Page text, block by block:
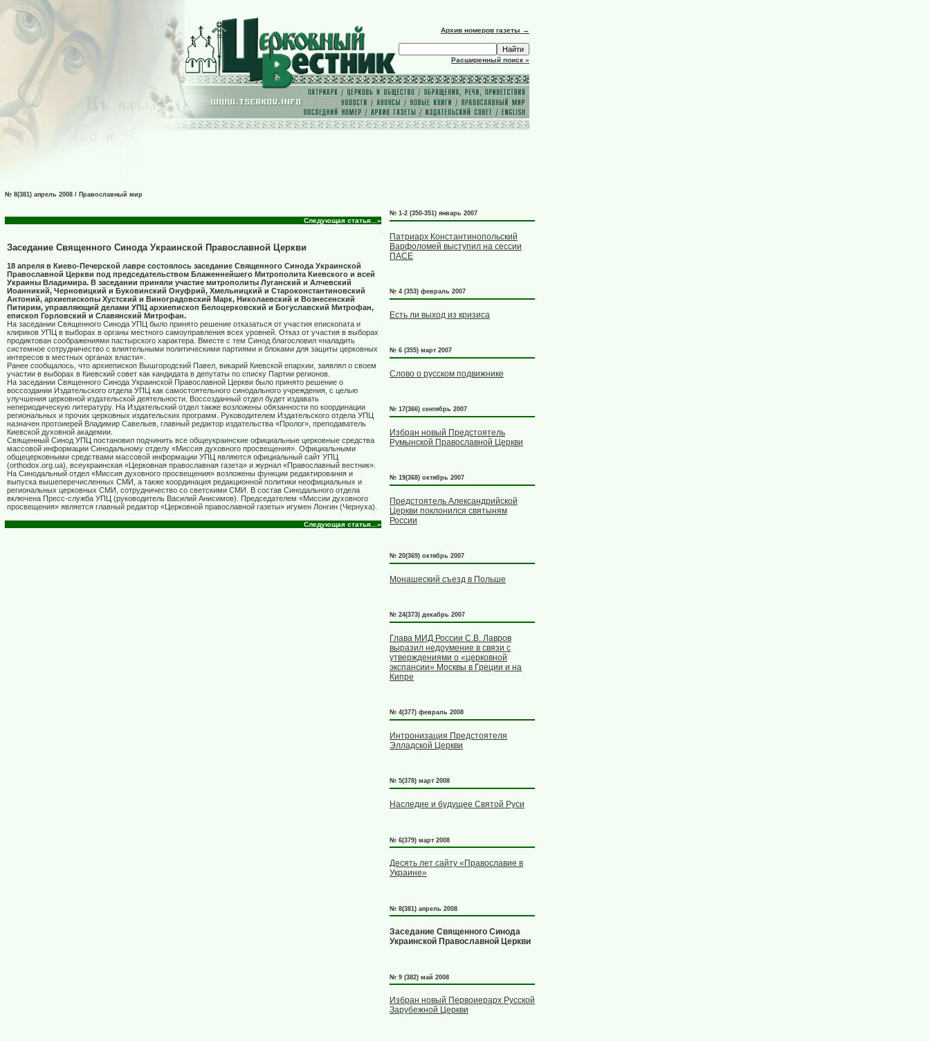
Архив номеров газеты →
Расширенный поиск »
№ 8(381) апрель 2008 / Православный мир
Следующая статья...»
Заседание Священного Синода Украинской Православной Церкви
18 апреля в Киево-Печерской лавре состоялось заседание Священного Синода Украинской
Православной Церкви под председательством Блаженнейшего Митрополита Киевского и всей
Украины Владимира. В заседании приняли участие митрополиты Луганский и Алчевский
Иоанникий, Черновицкий и Буковинский Онуфрий, Хмельницкий и Староконстантиновский
Антоний, архиепископы Хустский и Виноградовский Марк, Николаевский и Вознесенский
Питирим, управляющий делами УПЦ архиепископ Белоцерковский и Богуславский Митрофан,
епископ Горловский и Славянский Митрофан.
На заседании Священного Синода УПЦ было принято решение отказаться от участия епископата и
клириков УПЦ в выборах в органы местного самоуправления всех уровней. Отказ от участия в выборах
продиктован соображениями пастырского характера. Вместе с тем Синод благословил «наладить
системное сотрудничество с влиятельными политическими партиями и блоками для защиты церковных
интересов в местных органах власти».
Ранее сообщалось, что архиепископ Вышгородский Павел, викарий Киевской епархии, заявлял о своем
участии в выборах в Киевский совет как кандидата в депутаты по списку Партии регионов.
На заседании Священного Синода Украинской Православной Церкви было принято решение о
воссоздании Издательского отдела УПЦ как самостоятельного синодального учреждения, с целью
улучшения церковной издательской деятельности. Воссозданный отдел будет издавать
непериодическую литературу. На Издательский отдел также возложены обязанности по координации
региональных и прочих церковных издательских программ. Руководителем Издательского отдела УПЦ
назначен протоиерей Владимир Савельев, главный редактор издательства «Пролог», преподаватель
Киевской духовной академии.
Священный Синод УПЦ постановил подчинить все общеукраинские официальные церковные средства
массовой информации Синодальному отделу «Миссия духовного просвещения». Официальными
общецерковными средствами массовой информации УПЦ являются официальный сайт УПЦ
(orthodox org ua), всеукраинская «Церковная православная газета» и журнал «Православный вестник».
На Синодальный отдел «Миссия духовного просвещения» возложены функции редактирования и
выпуска вышеперечисленных СМИ, а также координация редакционной политики неофициальных и
региональных церковных СМИ, сотрудничество со светскими СМИ. В состав Синодального отдела
включена Пресс-служба УПЦ (руководитель Василий Анисимов). Председателем «Миссии духовного
просвещения» является главный редактор «Церковной православной газеты» игумен Лонгин (Чернуха).
Следующая статья...»
№ 1-2 (350-351) январь 2007
Патриарх Константинопольский
Варфоломей выступил на сессии
ПАСЕ
№ 4 (353) февраль 2007
Есть ли выход из кризиса
№ 6 (355) март 2007
Слово о русском подвижнике
№ 17(366) сентябрь 2007
Избран новый Предстоятель
Румынской Православной Церкви
№ 19(368) октябрь 2007
Предстоятель Александрийской
Церкви поклонился святыням
России
№ 20(369) октябрь 2007
Монашеский съезд в Польше
№ 24(373) декабрь 2007
Глава МИД России С.В. Лавров
выразил недоумение в связи с
утверждениями о «церковной
экспансии» Москвы в Греции и на
Кипре
№ 4(377) февраль 2008
Интронизация Предстоятеля
Элладской Церкви
№ 5(378) март 2008
Наследие и будущее Святой Руси
№ 6(379) март 2008
Десять лет сайту «Православие в
Украине»
№ 8(381) апрель 2008
Заседание Священного Синода
Украинской Православной Церкви
№ 9 (382) май 2008
Избран новый Первоиерарх Русской
Зарубежной Церкви